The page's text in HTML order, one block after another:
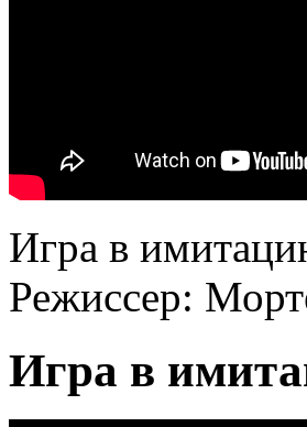
Игра в
Режиссер:
Игра в